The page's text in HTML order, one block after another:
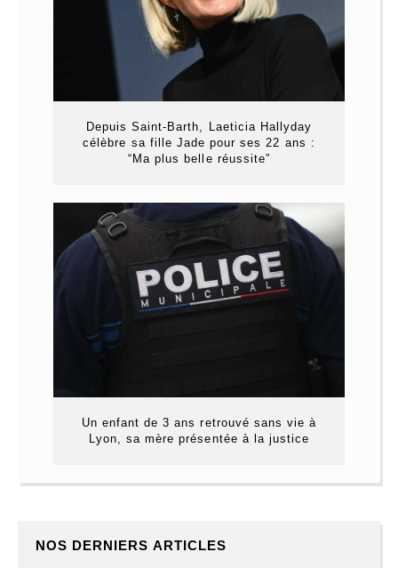
Depuis Saint-Barth, Laeticia Hallyday
célèbre sa fille Jade pour ses 22 ans :
“Ma plus belle réussite”
Un enfant de 3 ans retrouvé sans vie à
Lyon, sa mère présentée à la justice
NOS DERNIERS ARTICLES